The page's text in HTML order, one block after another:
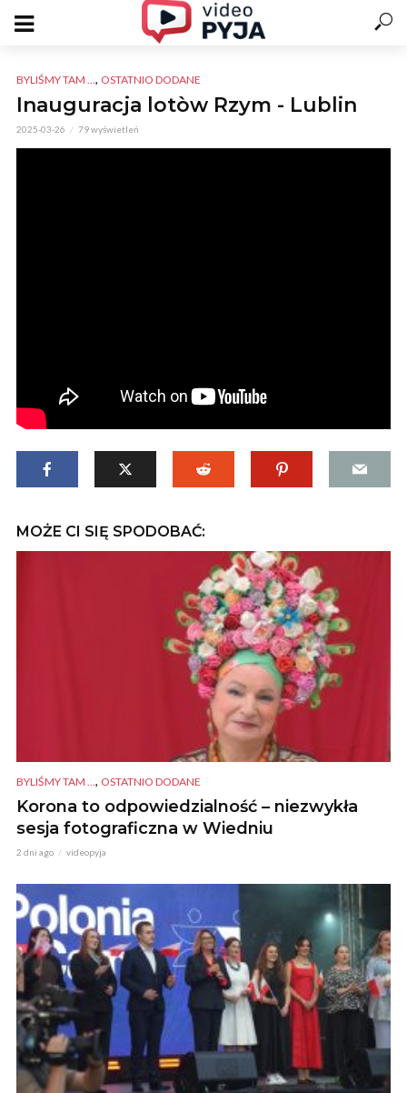
BYLIŚMY TAM ..., OSTATNIO DODANE
Inauguracja lotòw Rzym - Lublin
2025-03-26 79 wyświetleń
MOŻE CI SIĘ SPODOBAĆ:
BYLIŚMY TAM ..., OSTATNIO DODANE
Korona to odpowiedzialność – niezwykła
sesja fotograficzna w Wiedniu
2 dni ago videopyja